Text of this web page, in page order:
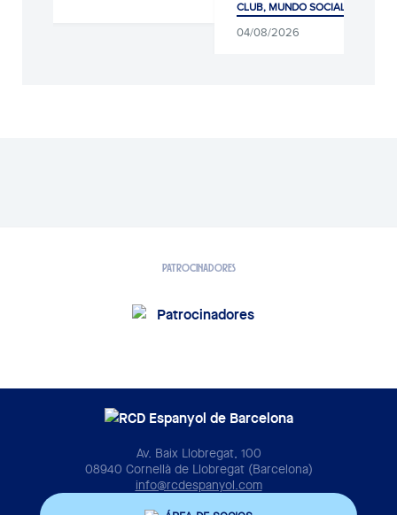
CLUB, MUNDO SOCIAL Y
04/08/2026
PATROCINADORES
Av. Baix Llobregat, 100
08940 Cornellà de Llobregat (Barcelona)
info@rcdespanyol.com